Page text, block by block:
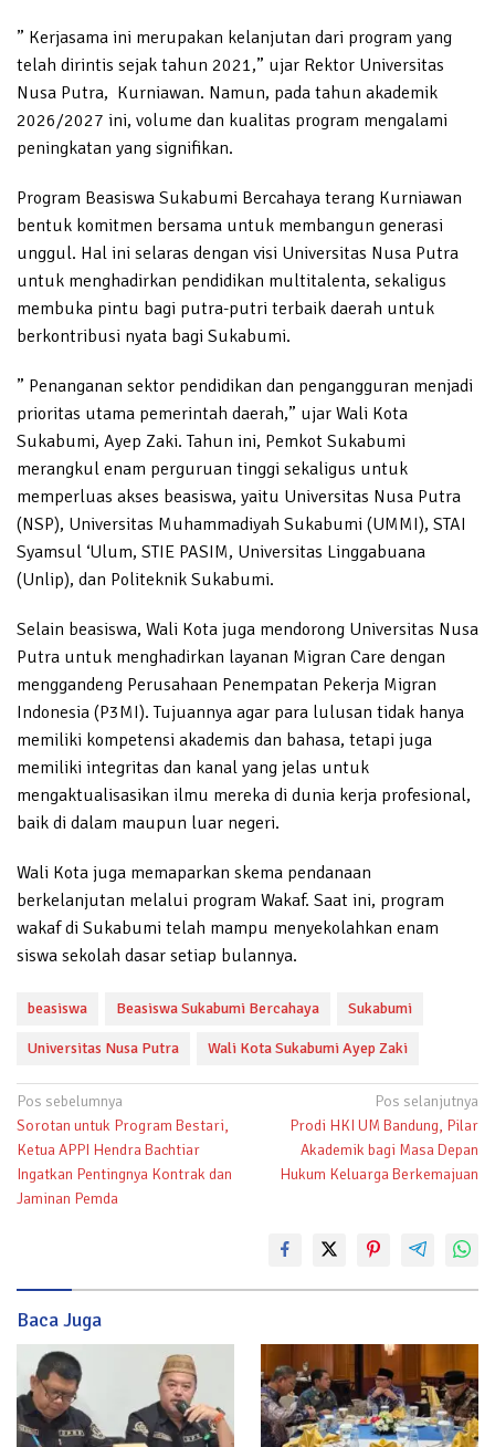
” Kerjasama ini merupakan kelanjutan dari program yang
telah dirintis sejak tahun 2021,” ujar Rektor Universitas
Nusa Putra, Kurniawan. Namun, pada tahun akademik
2026/2027 ini, volume dan kualitas program mengalami
peningkatan yang signifikan.
Program Beasiswa Sukabumi Bercahaya terang Kurniawan
bentuk komitmen bersama untuk membangun generasi
unggul. Hal ini selaras dengan visi Universitas Nusa Putra
untuk menghadirkan pendidikan multitalenta, sekaligus
membuka pintu bagi putra-putri terbaik daerah untuk
berkontribusi nyata bagi Sukabumi.
” Penanganan sektor pendidikan dan pengangguran menjadi
prioritas utama pemerintah daerah,” ujar Wali Kota
Sukabumi, Ayep Zaki. Tahun ini, Pemkot Sukabumi
merangkul enam perguruan tinggi sekaligus untuk
memperluas akses beasiswa, yaitu Universitas Nusa Putra
(NSP), Universitas Muhammadiyah Sukabumi (UMMI), STAI
Syamsul ‘Ulum, STIE PASIM, Universitas Linggabuana
(Unlip), dan Politeknik Sukabumi.
Selain beasiswa, Wali Kota juga mendorong Universitas Nusa
Putra untuk menghadirkan layanan Migran Care dengan
menggandeng Perusahaan Penempatan Pekerja Migran
Indonesia (P3MI). Tujuannya agar para lulusan tidak hanya
memiliki kompetensi akademis dan bahasa, tetapi juga
memiliki integritas dan kanal yang jelas untuk
mengaktualisasikan ilmu mereka di dunia kerja profesional,
baik di dalam maupun luar negeri.
Wali Kota juga memaparkan skema pendanaan
berkelanjutan melalui program Wakaf. Saat ini, program
wakaf di Sukabumi telah mampu menyekolahkan enam
siswa sekolah dasar setiap bulannya.
beasiswa Beasiswa Sukabumi Bercahaya Sukabumi
Universitas Nusa Putra Wali Kota Sukabumi Ayep Zaki
Navigasi
pos
Pos sebelumnya
Sorotan untuk Program Bestari,
Ketua APPI Hendra Bachtiar
Ingatkan Pentingnya Kontrak dan
Jaminan Pemda
Pos selanjutnya
Prodi HKI UM Bandung, Pilar
Akademik bagi Masa Depan
Hukum Keluarga Berkemajuan
Baca Juga